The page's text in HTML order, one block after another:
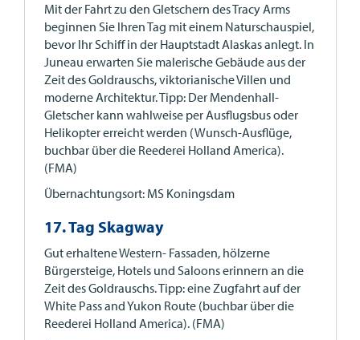
Mit der Fahrt zu den Gletschern des Tracy Arms
beginnen Sie Ihren Tag mit einem Naturschauspiel,
bevor Ihr Schiff in der Hauptstadt Alaskas anlegt. In
Juneau erwarten Sie malerische Gebäude aus der
Zeit des Goldrauschs, viktorianische Villen und
moderne Architektur. Tipp: Der Mendenhall-
Gletscher kann wahlweise per Ausflugsbus oder
Helikopter erreicht werden (Wunsch-Ausflüge,
buchbar über die Reederei Holland America).
(FMA)
Übernachtungsort: MS Koningsdam
17. Tag Skagway
Gut erhaltene Western- Fassaden, hölzerne
Bürgersteige, Hotels und Saloons erinnern an die
Zeit des Goldrauschs. Tipp: eine Zugfahrt auf der
White Pass and Yukon Route (buchbar über die
Reederei Holland America). (FMA)